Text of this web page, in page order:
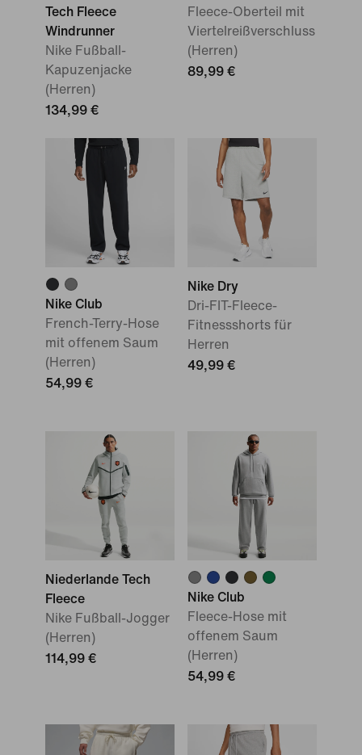
Tech Fleece
Windrunner
Nike Fußball-
Kapuzenjacke
(Herren)
134,99 €
Fleece-Oberteil mit
Viertelreißverschluss
(Herren)
89,99 €
Nike Club
French-Terry-Hose
mit offenem Saum
(Herren)
54,99 €
Nike Dry
Dri-FIT-Fleece-
Fitnessshorts für
Herren
49,99 €
Niederlande Tech
Fleece
Nike Fußball-Jogger
(Herren)
114,99 €
Nike Club
Fleece-Hose mit
offenem Saum
(Herren)
54,99 €